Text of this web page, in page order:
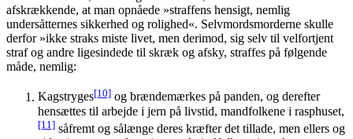
afskrækkende, at man opnåede »straffens hensigt, nemlig
undersåtternes sikkerhed og rolighed«. Selvmordsmorderne skulle
derfor »ikke straks miste livet, men derimod, sig selv til velfortjent
straf og andre ligesindede til skræk og afsky, straffes på følgende
måde, nemlig:
Kagstryges[10] og brændemærkes på panden, og derefter
hensættes til arbejde i jern på livstid, mandfolkene i rasphuset,
[11] såfremt og sålænge deres kræfter det tillade, men ellers og